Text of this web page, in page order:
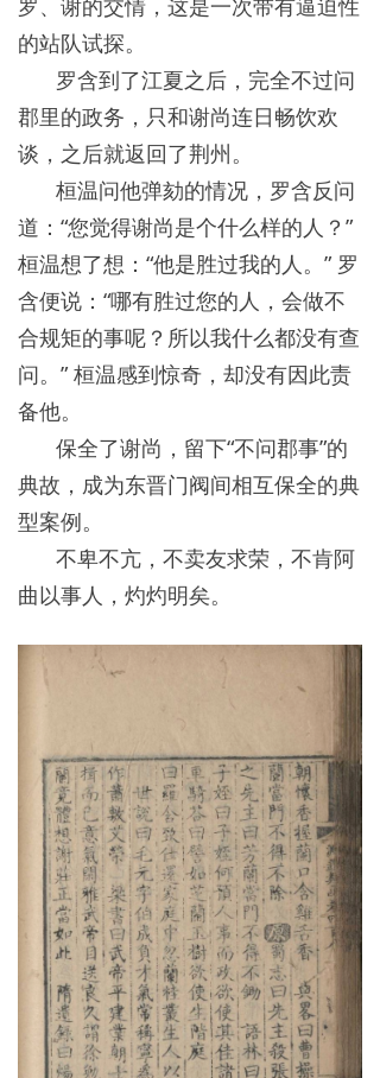
的站队试探。
罗含到了江夏之后，完全不过问
郡里的政务，只和谢尚连日畅饮欢
谈，之后就返回了荆州。
桓温问他弹劾的情况，罗含反问
道：“您觉得谢尚是个什么样的人？”
桓温想了想：“他是胜过我的人。” 罗
含便说：“哪有胜过您的人，会做不
合规矩的事呢？所以我什么都没有查
问。” 桓温感到惊奇，却没有因此责
备他。
保全了谢尚，留下“不问郡事”的
典故，成为东晋门阀间相互保全的典
型案例。
不卑不亢，不卖友求荣，不肯阿
曲以事人，灼灼明矣。